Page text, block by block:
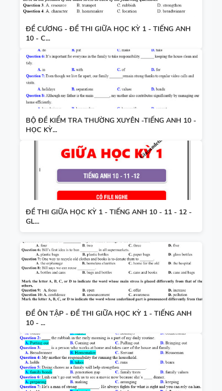
ĐỀ CƯƠNG - ĐỀ THI GIỮA HỌC KỲ 1 - TIẾNG ANH
10 - C...
BỘ ĐỀ KIỂM TRA THƯỜNG XUYÊN -TIẾNG ANH 10 -
HỌC KỲ...
ĐỀ THI GIỮA HỌC KỲ 1 - TIẾNG ANH 10 - 11 - 12 -
GL...
ĐỀ ÔN TẬP - ĐỀ THI GIỮA HỌC KỲ 1 - TIẾNG ANH
10 - ...